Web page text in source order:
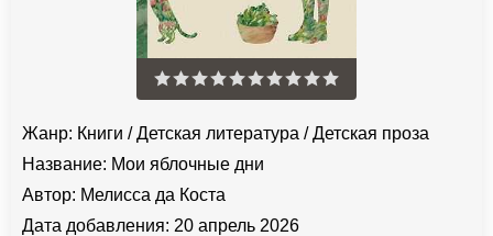
Жанр: Книги /Детская литература /Детская проза
Название: Мои яблочные дни
Автор: Мелисса да Коста
Дата добавления: 20 апрель 2026